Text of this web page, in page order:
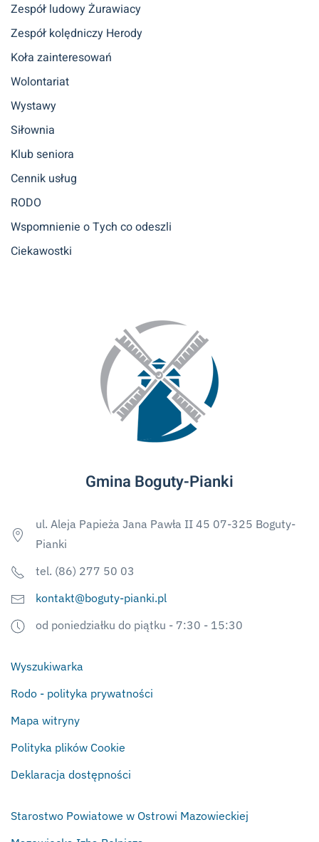
Zespół ludowy Żurawiacy
Zespół kolędniczy Herody
Koła zainteresowań
Wolontariat
Wystawy
Siłownia
Klub seniora
Cennik usług
RODO
Wspomnienie o Tych co odeszli
Ciekawostki
Gmina Boguty-Pianki
ul. Aleja Papieża Jana Pawła II 45 07-325 Boguty-
Pianki
tel. (86) 277 50 03
kontakt@boguty-pianki.pl
od poniedziałku do piątku - 7:30 - 15:30
Wyszukiwarka
Rodo - polityka prywatności
Mapa witryny
Polityka plików Cookie
Deklaracja dostępności
Starostwo Powiatowe w Ostrowi Mazowieckiej